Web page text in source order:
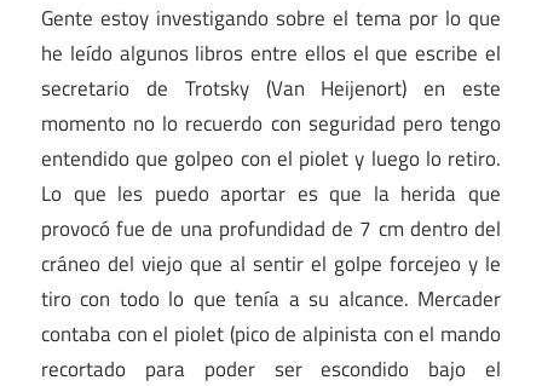
Gente estoy investigando sobre el tema por lo que
he leído algunos libros entre ellos el que escribe el
secretario de Trotsky (Van Heijenort) en este
momento no lo recuerdo con seguridad pero tengo
entendido que golpeo con el piolet y luego lo retiro.
Lo que les puedo aportar es que la herida que
provocó fue de una profundidad de 7 cm dentro del
cráneo del viejo que al sentir el golpe forcejeo y le
tiro con todo lo que tenía a su alcance. Mercader
contaba con el piolet (pico de alpinista con el mando
recortado para poder ser escondido bajo el